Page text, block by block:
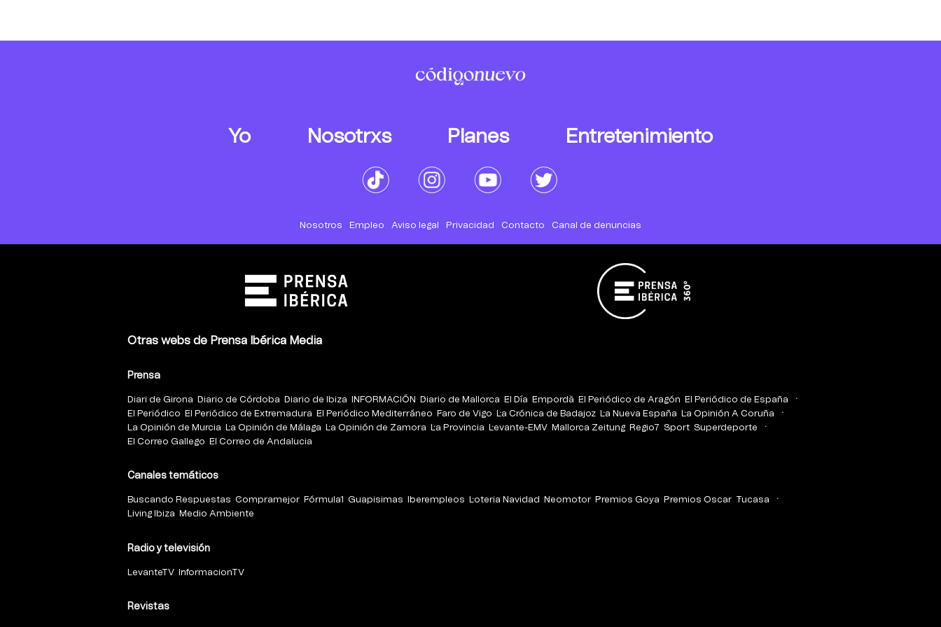
Yo Nosotrxs Planes Entretenimiento
Nosotros Empleo Aviso legal Privacidad Contacto Canal de denuncias
Otras webs de Prensa Ibérica Media
Prensa
Diari de Girona Diario de Córdoba Diario de Ibiza INFORMACIÓN Diario de Mallorca El Día Empordà El Periódico de Aragón
El Periódico de España
El Periódico
El Periódico de Extremadura El Periódico Mediterráneo Faro de Vigo La Crónica de Badajoz La Nueva España
La Opinión A Coruña
La Opinión de Murcia
La Opinión de Málaga La Opinión de Zamora La Provincia Levante-EMV Mallorca Zeitung Regio7 Sport Superdeporte
El Correo Gallego
El Correo de Andalucia
Canales temáticos
Buscando Respuestas Compramejor Fórmula1 Guapisimas Iberempleos Loteria Navidad Neomotor Premios Goya Premios Oscar
Tucasa
Living Ibiza
Medio Ambiente
Radio y televisión
LevanteTV InformacionTV
Revistas